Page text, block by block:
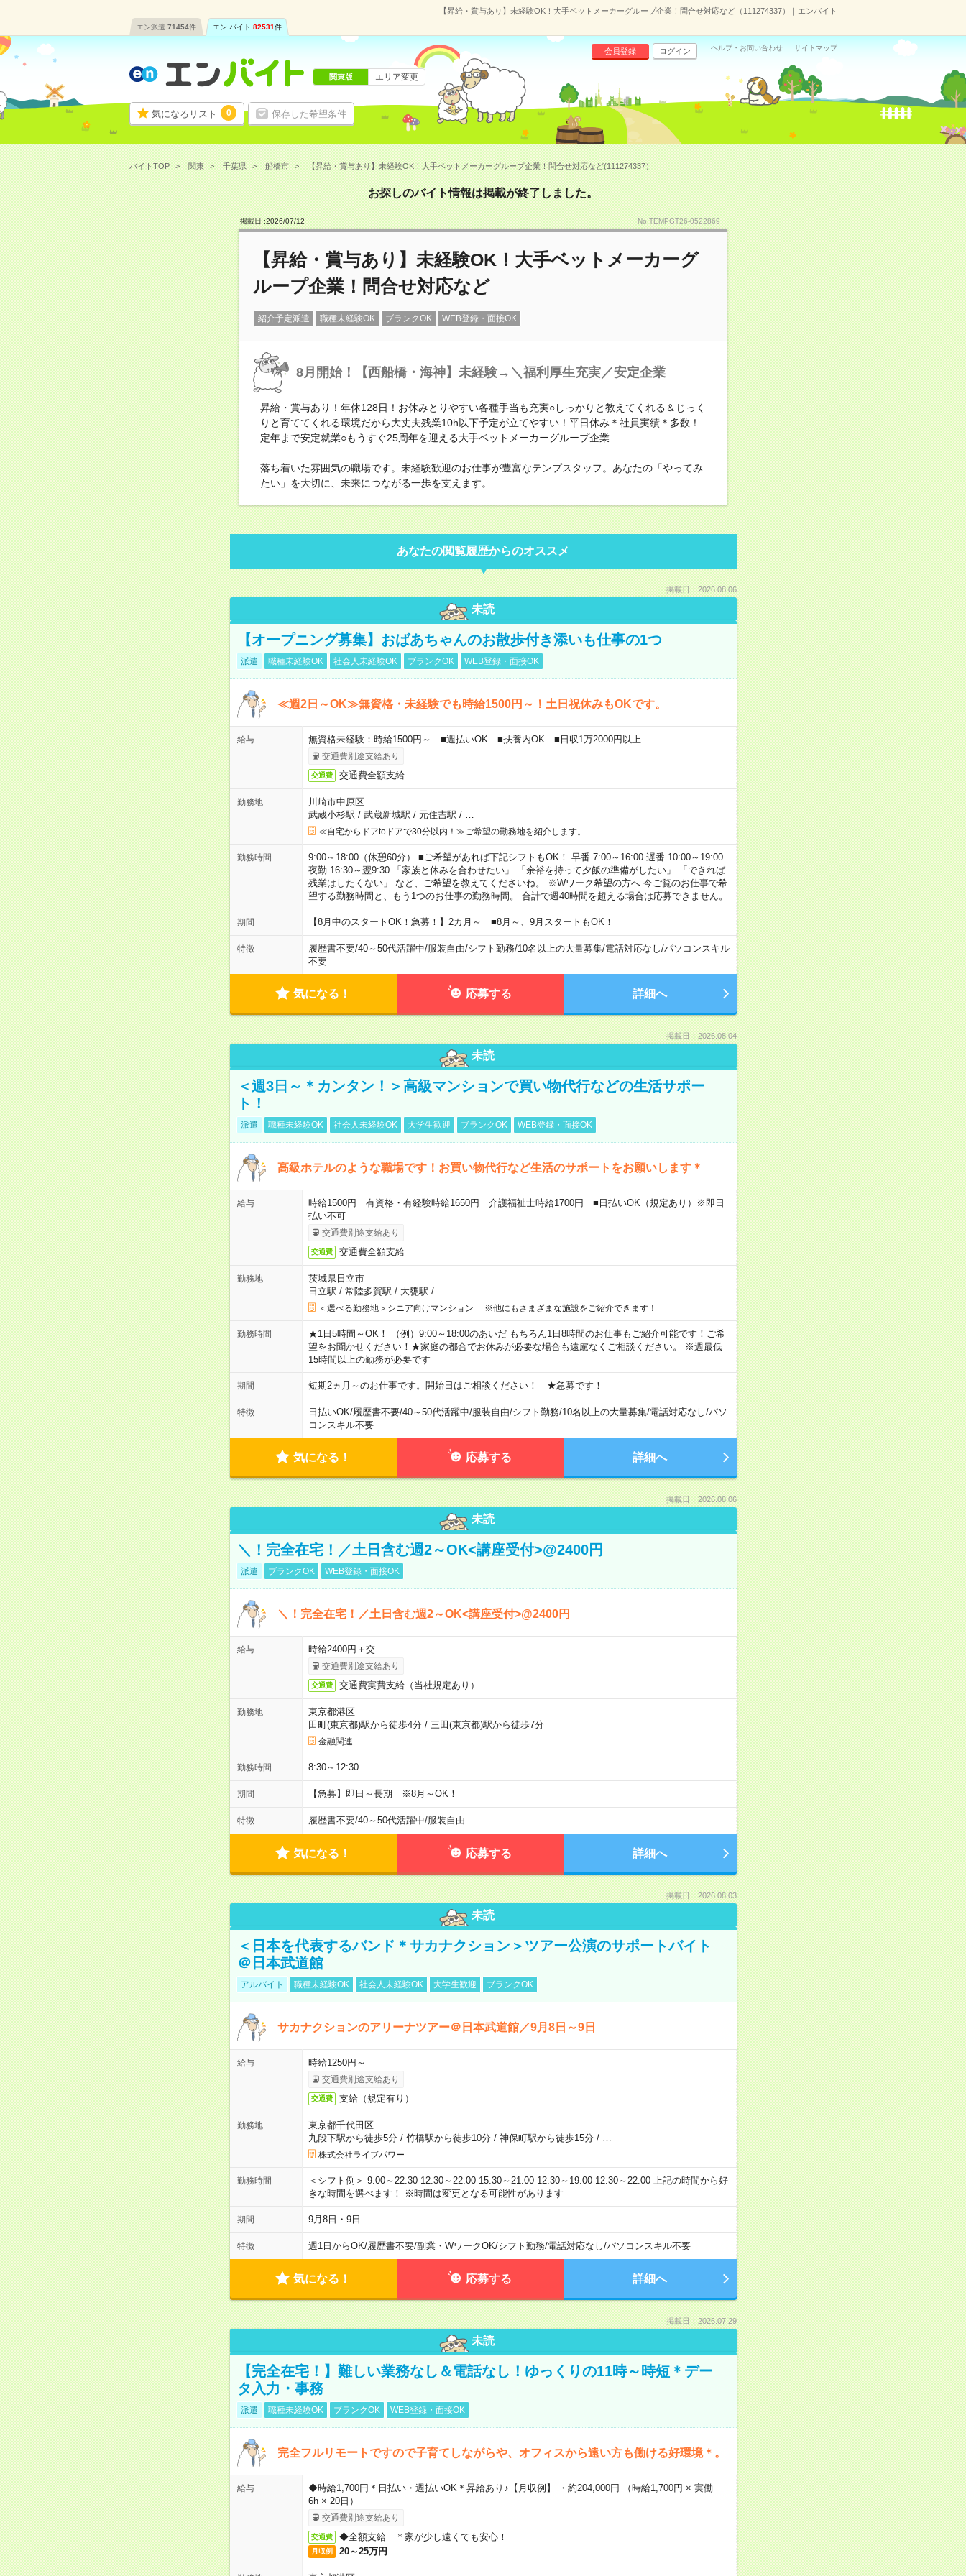
【昇給・賞与あり】未経験OK！大手ベットメーカーグループ企業！問合せ対応など（111274337）｜エンバイト
エン派遣 71454件 エン バイト 82531件
気になるリスト 0 保存した希望条件
会員登録 ログイン ヘルプ・お問い合わせ サイトマップ
関東版 エリア変更
バイトTOP 関東 千葉県 船橋市 【昇給・賞与あり】未経験OK！大手ベットメーカーグループ企業！問合せ対応など(111274337）
お探しのバイト情報は掲載が終了しました。
掲載日 :2026/07/12 No.TEMPGT26-0522869
【昇給・賞与あり】未経験OK！大手ベットメーカーグ
ループ企業！問合せ対応など
紹介予定派遣 職種未経験OK ブランクOK WEB登録・面接OK
8月開始！【西船橋・海神】未経験→＼福利厚生充実／安定企業
昇給・賞与あり！年休128日！お休みとりやすい各種手当も充実○しっかりと教えてくれる＆じっく
りと育ててくれる環境だから大丈夫残業10h以下予定が立てやすい！平日休み＊社員実績＊多数！
定年まで安定就業○もうすぐ25周年を迎える大手ベットメーカーグループ企業
落ち着いた雰囲気の職場です。未経験歓迎のお仕事が豊富なテンプスタッフ。あなたの「やってみ
たい」を大切に、未来につながる一歩を支えます。
あなたの閲覧履歴からのオススメ
掲載日：2026.08.06
未読
【オープニング募集】おばあちゃんのお散歩付き添いも仕事の1つ
派遣 職種未経験OK 社会人未経験OK ブランクOK WEB登録・面接OK
≪週2日～OK≫無資格・未経験でも時給1500円～！土日祝休みもOKです。
給与 無資格未経験：時給1500円～ ■週払いOK ■扶養内OK ■日収1万2000円以上
交通費別途支給あり
交通費 交通費全額支給
勤務地
川崎市中原区
武蔵小杉駅 / 武蔵新城駅 / 元住吉駅 /
≪自宅からドアtoドアで30分以内！≫ご希望の勤務地を紹介します。
勤務時間
9:00～18:00（休憩60分） ■ご希望があれば下記シフトもOK！ 早番 7:00～16:00 遅番 10:00～19:00
夜勤 16:30～翌9:30 「家族と休みを合わせたい」 「余裕を持って夕飯の準備がしたい」 「できれば
残業はしたくない」 など、ご希望を教えてくださいね。 ※Wワーク希望の方へ 今ご覧のお仕事で希
望する勤務時間と、もう1つのお仕事の勤務時間。 合計で週40時間を超える場合は応募できません。
期間 【8月中のスタートOK！急募！】2カ月～ ■8月～、9月スタートもOK！
特徴 履歴書不要/40～50代活躍中/服装自由/シフト勤務/10名以上の大量募集/電話対応なし/パソコンスキル
不要
気になる！ 応募する 詳細へ
掲載日：2026.08.04
未読
＜週3日～＊カンタン！＞高級マンションで買い物代行などの生活サポー
ト！
派遣 職種未経験OK 社会人未経験OK 大学生歓迎 ブランクOK WEB登録・面接OK
高級ホテルのような職場です！お買い物代行など生活のサポートをお願いします＊
給与
時給1500円 有資格・有経験時給1650円 介護福祉士時給1700円 ■日払いOK（規定あり）※即日
払い不可
交通費別途支給あり
交通費 交通費全額支給
勤務地
茨城県日立市
日立駅 / 常陸多賀駅 / 大甕駅 /
＜選べる勤務地＞シニア向けマンション ※他にもさまざまな施設をご紹介できます！
勤務時間
★1日5時間～OK！ （例）9:00～18:00のあいだ もちろん1日8時間のお仕事もご紹介可能です！ご希
望をお聞かせください！★家庭の都合でお休みが必要な場合も遠慮なくご相談ください。 ※週最低
15時間以上の勤務が必要です
期間 短期2ヵ月～のお仕事です。開始日はご相談ください！ ★急募です！
特徴 日払いOK/履歴書不要/40～50代活躍中/服装自由/シフト勤務/10名以上の大量募集/電話対応なし/パソ
コンスキル不要
気になる！ 応募する 詳細へ
掲載日：2026.08.06
未読
＼！完全在宅！／土日含む週2～OK<講座受付>@2400円
派遣 ブランクOK WEB登録・面接OK
＼！完全在宅！／土日含む週2～OK<講座受付>@2400円
給与 時給2400円＋交
交通費別途支給あり
交通費 交通費実費支給（当社規定あり）
勤務地
東京都港区
田町(東京都)駅から徒歩4分/ 三田(東京都)駅から徒歩7分
金融関連
勤務時間 8:30～12:30
期間 【急募】即日～長期 ※8月～OK！
特徴 履歴書不要/40～50代活躍中/服装自由
気になる！ 応募する 詳細へ
掲載日：2026.08.03
未読
＜日本を代表するバンド＊サカナクション＞ツアー公演のサポートバイト
＠日本武道館
アルバイト 職種未経験OK 社会人未経験OK 大学生歓迎 ブランクOK
サカナクションのアリーナツアー＠日本武道館／9月8日～9日
給与 時給1250円～
交通費別途支給あり
交通費 支給（規定有り）
勤務地
東京都千代田区
九段下駅から徒歩5分/ 竹橋駅から徒歩10分/ 神保町駅から徒歩15分/
株式会社ライブパワー
勤務時間
＜シフト例＞ 9:00～22:30 12:30～22:00 15:30～21:00 12:30～19:00 12:30～22:00 上記の時間から好
きな時間を選べます！ ※時間は変更となる可能性があります
期間 9月8日・9日
特徴 週1日からOK/履歴書不要/副業・WワークOK/シフト勤務/電話対応なし/パソコンスキル不要
気になる！ 応募する 詳細へ
掲載日：2026.07.29
未読
【完全在宅！】難しい業務なし＆電話なし！ゆっくりの11時～時短＊デー
タ入力・事務
派遣 職種未経験OK ブランクOK WEB登録・面接OK
完全フルリモートですので子育てしながらや、オフィスから遠い方も働ける好環境＊。
給与
◆時給1,700円＊日払い・週払いOK＊昇給あり♪【月収例】 ・約204,000円 （時給1,700円 × 実働
6h × 20日）
交通費別途支給あり
交通費 ◆全額支給 ＊家が少し遠くても安心！
月収例 20～25万円